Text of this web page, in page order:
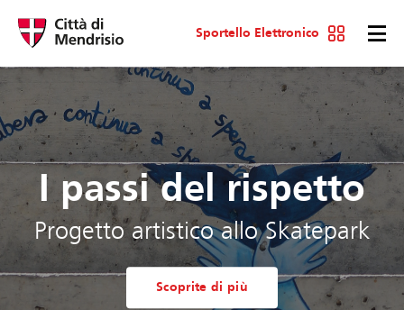
Sportello Elettronico
I passi del rispetto
Progetto artistico allo Skatepark
Scoprite di più